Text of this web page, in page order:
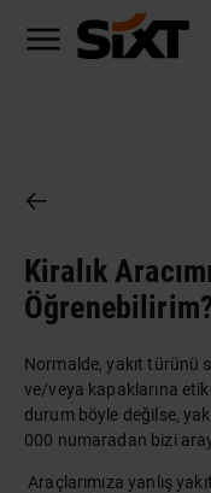
Kiralık
Normalde, yakıt türünü
ve/veya kapaklarına
durum böyle değilse,
000 numaradan bizi
Araçlarımıza yanlış